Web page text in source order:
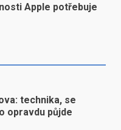
Apple potřebuje
technika, se
opravdu půjde